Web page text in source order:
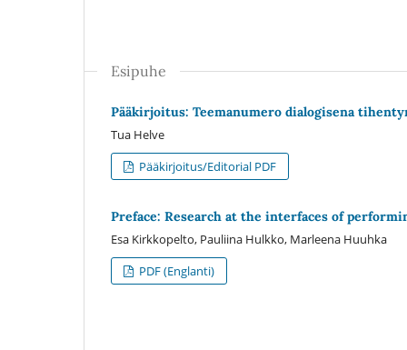
Esipuhe
Pääkirjoitus: Teemanumero dialogisena
Tua Helve
Pääkirjoitus/Editorial PDF
Preface: Research at the interfaces of
Esa Kirkkopelto, Pauliina Hulkko, Marleena Huuhka
PDF (Englanti)